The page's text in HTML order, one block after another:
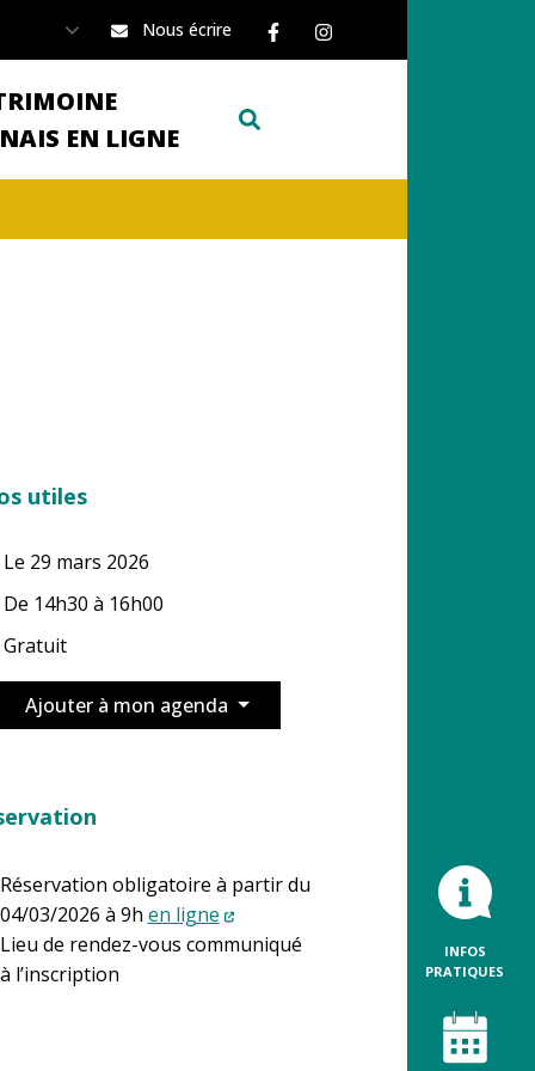
INFOS
PRATIQUES
Nous écrire Lien vers le compte
Lien vers le compte
EN LIGNE
AFFICHER LA RECHERCHE
utiles
Le 29 mars 2026
De 14h30 à 16h00
Gratuit
Ajouter à mon agenda
Réservation obligatoire à partir du
04/03/2026 à 9h en ligne
Lieu de rendez-vous communiqué
à l’inscription